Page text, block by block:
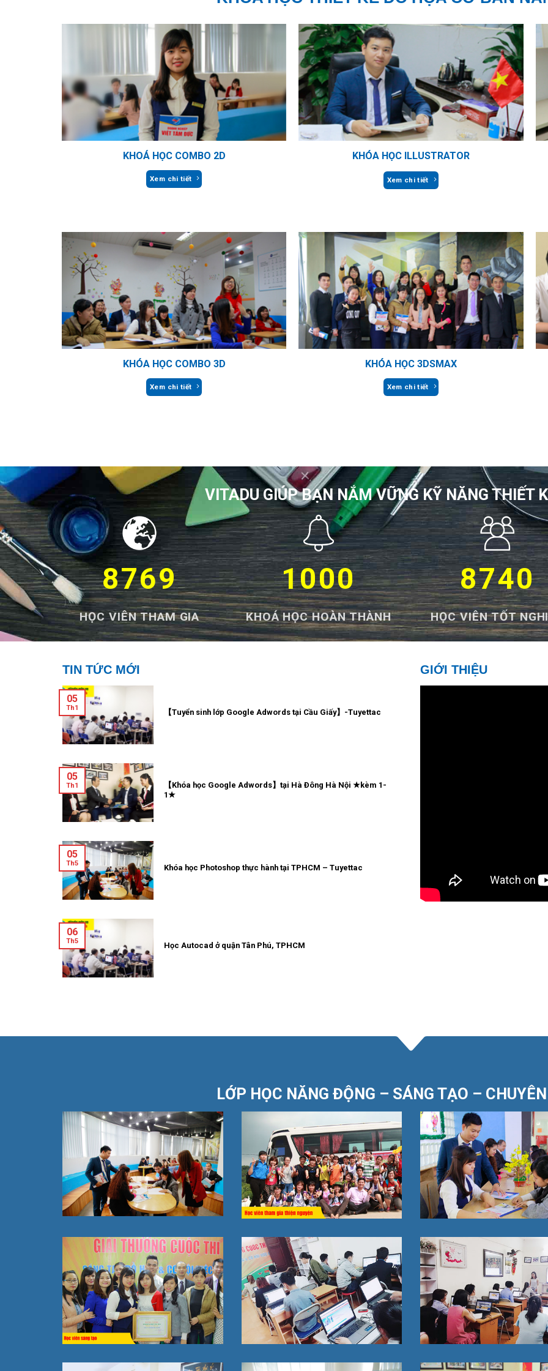
KHOÁ HỌC COMBO 2D
Xem chi tiết
KHÓA HỌC ILLUSTRATOR
Xem chi tiết
KHÓA HỌC COMBO 3D
Xem chi tiết
KHÓA HỌC 3DSMAX
Xem chi tiết
VITADU GIÚP BẠN NẮM VỮNG KỸ NĂNG THIẾT
8769
HỌC VIÊN THAM GIA
1000
KHOÁ HỌC HOÀN THÀNH
8740
HỌC VIÊN TỐT
TIN TỨC MỚI
【Tuyển sinh lớp Google Adwords tại Cầu Giấy】-Tuyettac
05
Th1
【Khóa học Google Adwords】tại Hà Ðông Hà Nội ★kèm 1-
1★
05
Th1
Khóa học Photoshop thực hành tại TPHCM – Tuyettac
05
Th5
Học Autocad ở quận Tân Phú, TPHCM
06
Th5
GIỚI THIỆU
LỚP HỌC NĂNG ĐỘNG – SÁNG TẠO –